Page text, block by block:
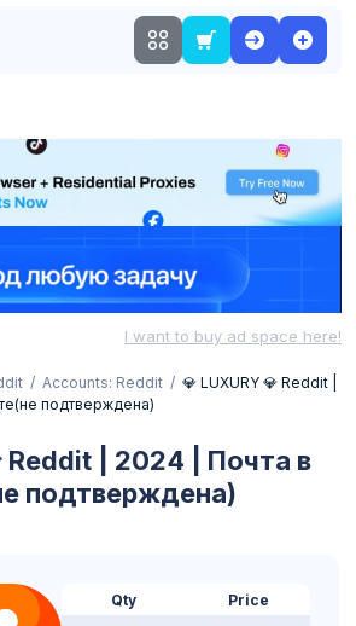
I want to buy ad space here!
Accounts: Reddit
💎 LUXURY 💎 Reddit |
подтверждена)
Reddit | 2024 | Почта в
подтверждена)
Qty Price